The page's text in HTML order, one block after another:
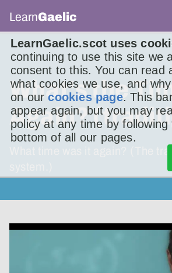
LearnGaelic.scot uses
continuing to use this site we
consent to this. You can read
what cookies we use, and
on ourcookies page. This
appear again, but you may
policy at any time by
bottom of all our pages.
LearnGaelic
What's the
Again?
What time was it again? (The